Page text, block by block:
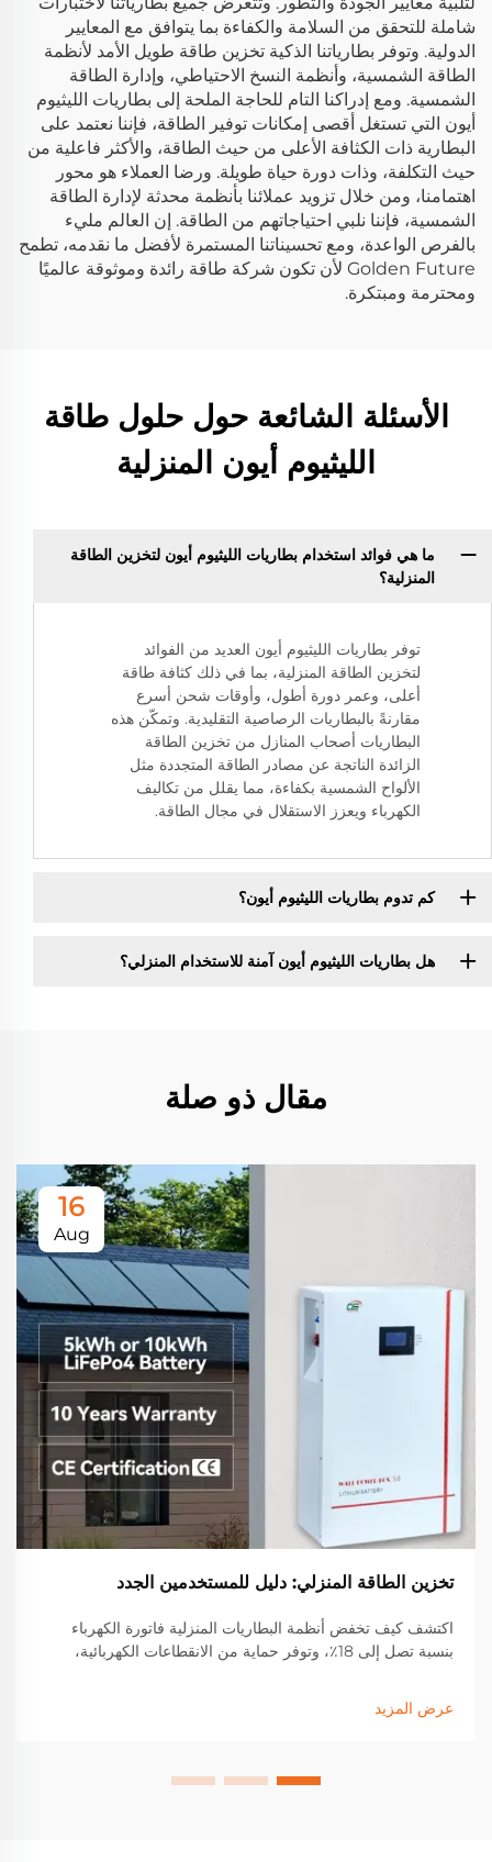
شاملة للتحقق من السلامة والكفاءة بما يتوافق مع المعايير
الدولية. وتوفر بطارياتنا الذكية تخزين طاقة طويل الأمد لأنظمة
الطاقة الشمسية، وأنظمة النسخ الاحتياطي، وإدارة الطاقة
الشمسية. ومع إدراكنا التام للحاجة الملحة إلى بطاريات الليثيوم
أيون التي تستغل أقصى إمكانات توفير الطاقة، فإننا نعتمد على
البطارية ذات الكثافة الأعلى من حيث الطاقة، والأكثر فاعلية من
حيث التكلفة، وذات دورة حياة طويلة. ورضا العملاء هو محور
اهتمامنا، ومن خلال تزويد عملائنا بأنظمة محدثة لإدارة الطاقة
الشمسية، فإننا نلبي احتياجاتهم من الطاقة. إن العالم مليء
بالفرص الواعدة، ومع تحسيناتنا المستمرة لأفضل ما نقدمه، تطمح
Golden Future لأن تكون شركة طاقة رائدة وموثوقة عالميًا
ومحترمة ومبتكرة.
الأسئلة الشائعة حول حلول طاقة
الليثيوم أيون المنزلية
ما هي فوائد استخدام بطاريات الليثيوم أيون لتخزين الطاقة
المنزلية؟
توفر بطاريات الليثيوم أيون العديد من الفوائد
لتخزين الطاقة المنزلية، بما في ذلك كثافة طاقة
أعلى، وعمر دورة أطول، وأوقات شحن أسرع
مقارنةً بالبطاريات الرصاصية التقليدية. وتمكّن هذه
البطاريات أصحاب المنازل من تخزين الطاقة
الزائدة الناتجة عن مصادر الطاقة المتجددة مثل
الألواح الشمسية بكفاءة، مما يقلل من تكاليف
الكهرباء ويعزز الاستقلال في مجال الطاقة.
كم تدوم بطاريات الليثيوم أيون؟
هل بطاريات الليثيوم أيون آمنة للاستخدام المنزلي؟
مقال ذو صلة
16
Aug
تخزين الطاقة المنزلي: دليل للمستخدمين الجدد
اكتشف كيف تخفض أنظمة البطاريات المنزلية فاتورة الكهرباء
بنسبة تصل إلى 18٪، وتوفر حماية من الانقطاعات الكهربائية،
وتحديد السعة المناسبة لزيادة المرونة. ابدأ اليوم.
عرض المزيد